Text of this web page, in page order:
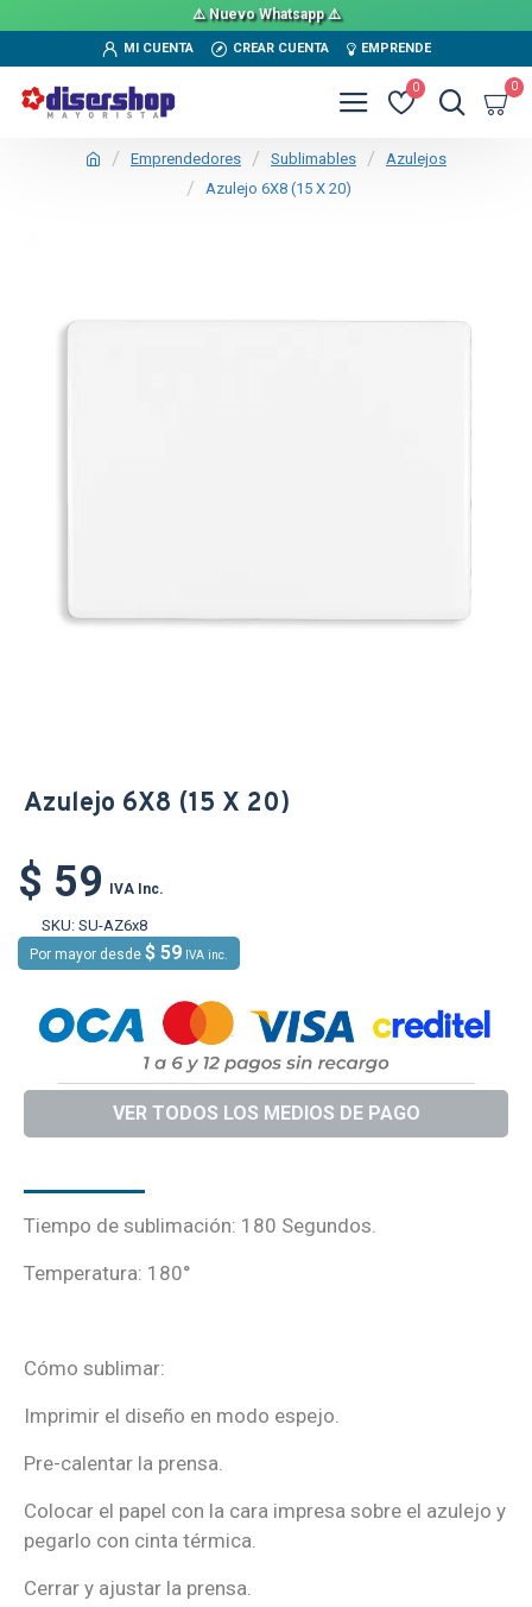
⚠️ Nuevo Whatsapp ⚠️
MI CUENTA CREAR CUENTA EMPRENDE
0 0
Emprendedores Sublimables
Azulejos
Azulejo 6X8 (15 X 20)
Azulejo 6X8 (15 X 20)
$ 59 IVA Inc.
SKU: SU-AZ6x8
Por mayor desde $ 59 IVA inc.
VER TODOS LOS MEDIOS DE PAGO
Tiempo de sublimación: 180 Segundos.
Temperatura: 180°
Cómo sublimar:
Imprimir el diseño en modo espejo.
Pre-calentar la prensa.
Colocar el papel con la cara impresa sobre el azulejo y
pegarlo con cinta térmica.
Cerrar y ajustar la prensa.